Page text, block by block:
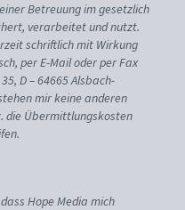
Betreuung im gesetzlich
verarbeitet und nutzt.
schriftlich mit Wirkung
per E-Mail oder per Fax
D – 64665 Alsbach-
mir keine anderen
die Übermittlungskosten
Hope Media mich